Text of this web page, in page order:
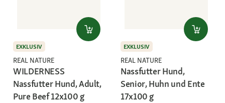
EXKLUSIV
REAL NATURE
WILDERNESS
Nassfutter Hund, Adult,
Pure Beef 12x100 g
EXKLUSIV
REAL NATURE
Nassfutter Hund,
Senior, Huhn und Ente
17x100 g